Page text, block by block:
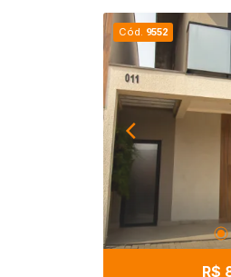
Cód. 9552
R$